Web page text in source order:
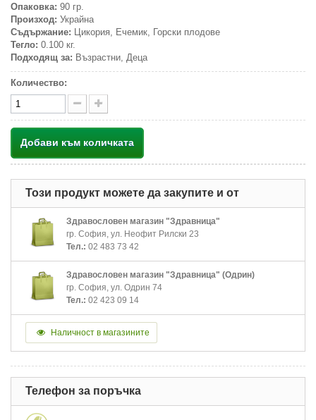
Опаковка: 90 гр.
Произход: Украйна
Съдържание: Цикория, Ечемик, Горски плодове
Тегло: 0.100 кг.
Подходящ за: Възрастни, Деца
Количество:
Добави към количката
Този продукт можете да закупите и от
Здравословен магазин "Здравница"
гр. София, ул. Неофит Рилски 23
Тел.: 02 483 73 42
Здравословен магазин "Здравница" (Одрин)
гр. София, ул. Одрин 74
Тел.: 02 423 09 14
Наличност в магазините
Телефон за поръчка